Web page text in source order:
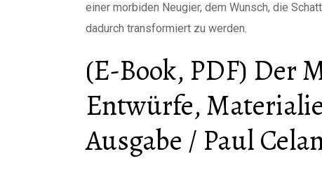
einer morbiden Neugier, dem Wunsch, die
dadurch transformiert zu werden.
(E-Book, PDF) Der
Entwürfe,
Ausgabe / Paul